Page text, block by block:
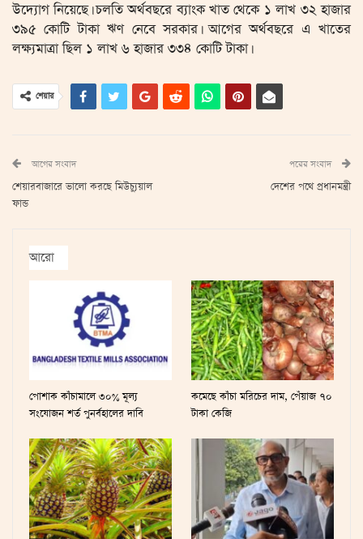
উদ্যোগ নিয়েছে। চলতি অর্থবছরে ব্যাংক খাত থেকে ১ লাখ ৩২ হাজার
৩৯৫ কোটি টাকা ঋণ নেবে সরকার। আগের অর্থবছরে এ খাতের
লক্ষ্যমাত্রা ছিল ১ লাখ ৬ হাজার ৩৩৪ কোটি টাকা।
শেয়ার
আগের সংবাদ
শেয়ারবাজারে ভালো করছে মিউচ্যুয়াল
ফান্ড
পরের সংবাদ
দেশের পথে প্রধানমন্ত্রী
আরো
পোশাক কাঁচামালে ৩০% মূল্য
সংযোজন শর্ত পুনর্বহালের দাবি
কমেছে কাঁচা মরিচের দাম, পেঁয়াজ ৭০
টাকা কেজি